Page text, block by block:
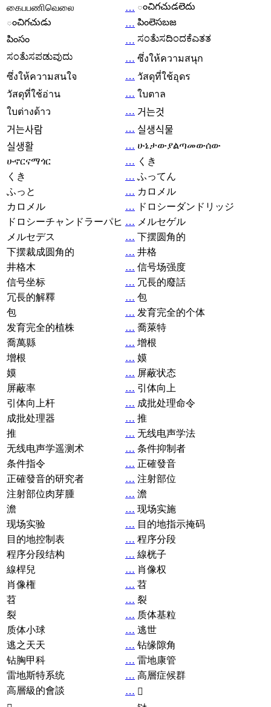
கைபபணிவெலை
… ంచిగచుడలెదు
ంచిగచుడు
… పింలెసబజ
పింసం
… ಸಂತೆುಸದಿಂದಕೆಎತತ
ಸಂತೆುಸಪಡುವುದು
… ซึ่งให้ความสนุก
ซึ่งให้ความสนใจ
… วัสดุที่ใช้อุดร
วัสดุที่ใช้อ่าน
… ใบตาล
ใบต่างด้าว
… 거는것
거는사람
… 실생식물
실생활
… ሁኔታውያልጣመውሰው
ሁኖርናማጎር
… くき
くき
… ふってん
ふっと
… カロメル
カロメル
… ドロシーダンドリッジ
ドロシーチャンドラーパヒ … メルセゲル
メルセデス
… 下摆圆角的
下摆裁成圆角的
… 井格
井格木
… 信号场强度
信号坐标
… 冗長的廢話
冗長的解釋
… 包
包
… 发育完全的个体
发育完全的植株
… 喬萊特
喬萬縣
… 增根
增根
… 嫫
嫫
… 屏蔽状态
屏蔽率
… 引体向上
引体向上杆
… 成批处理命令
成批处理器
… 推
推
… 无线电声学法
无线电声学遥测术
… 条件抑制者
条件指令
… 正確發音
正確發音的研究者
… 注射部位
注射部位肉芽腫
… 澹
澹
… 现场实施
现场实验
… 目的地指示掩码
目的地控制表
… 程序分段
程序分段结构
… 線桄子
線桿兒
… 肖像权
肖像権
… 苕
苕
… 裂
裂
… 质体基粒
质体小球
… 逃世
逃之天天
… 钻缘隙角
钻胸甲科
… 雷地康管
雷地斯特系统
… 高層症候群
高層級的會談
… 𧘞